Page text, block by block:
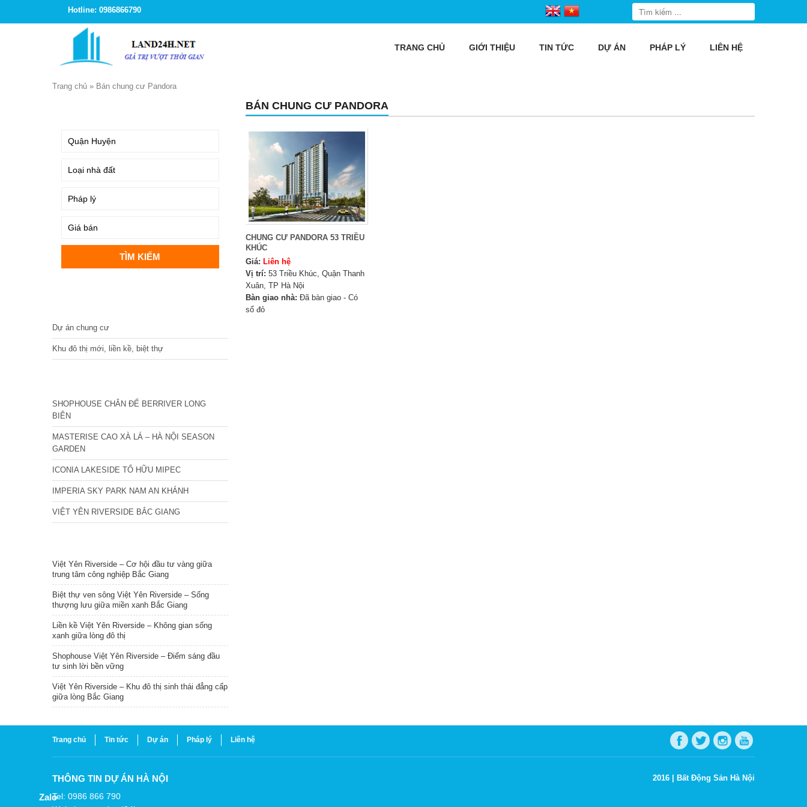
Hotline: 0986866790
TRANG CHỦ GIỚI THIỆU TIN TỨC DỰ ÁN PHÁP LÝ LIÊN HỆ
Trang chủ » Bán chung cư Pandora
BÁN CHUNG CƯ PANDORA
CHUNG CƯ PANDORA 53 TRIỀU
KHÚC
Giá: Liên hệ
Vị trí: 53 Triều Khúc, Quận Thanh
Xuân, TP Hà Nội
Bàn giao nhà: Đã bàn giao - Có
sổ đỏ
Dự án chung cư
Khu đô thị mới, liền kề, biệt thự
SHOPHOUSE CHÂN ĐẾ BERRIVER LONG
BIÊN
MASTERISE CAO XÀ LÁ – HÀ NỘI SEASON
GARDEN
ICONIA LAKESIDE TỐ HỮU MIPEC
IMPERIA SKY PARK NAM AN KHÁNH
VIỆT YÊN RIVERSIDE BẮC GIANG
Việt Yên Riverside – Cơ hội đầu tư vàng giữa
trung tâm công nghiệp Bắc Giang
Biệt thự ven sông Việt Yên Riverside – Sống
thượng lưu giữa miền xanh Bắc Giang
Liền kề Việt Yên Riverside – Không gian sống
xanh giữa lòng đô thị
Shophouse Việt Yên Riverside – Điểm sáng đầu
tư sinh lời bền vững
Việt Yên Riverside – Khu đô thị sinh thái đẳng cấp
giữa lòng Bắc Giang
Trang chủ Tin tức Dự án Pháp lý Liên hệ
THÔNG TIN DỰ ÁN HÀ NỘI
Tel: 0986 866 790
2016 | Bất Động Sản Hà Nội
Zalo